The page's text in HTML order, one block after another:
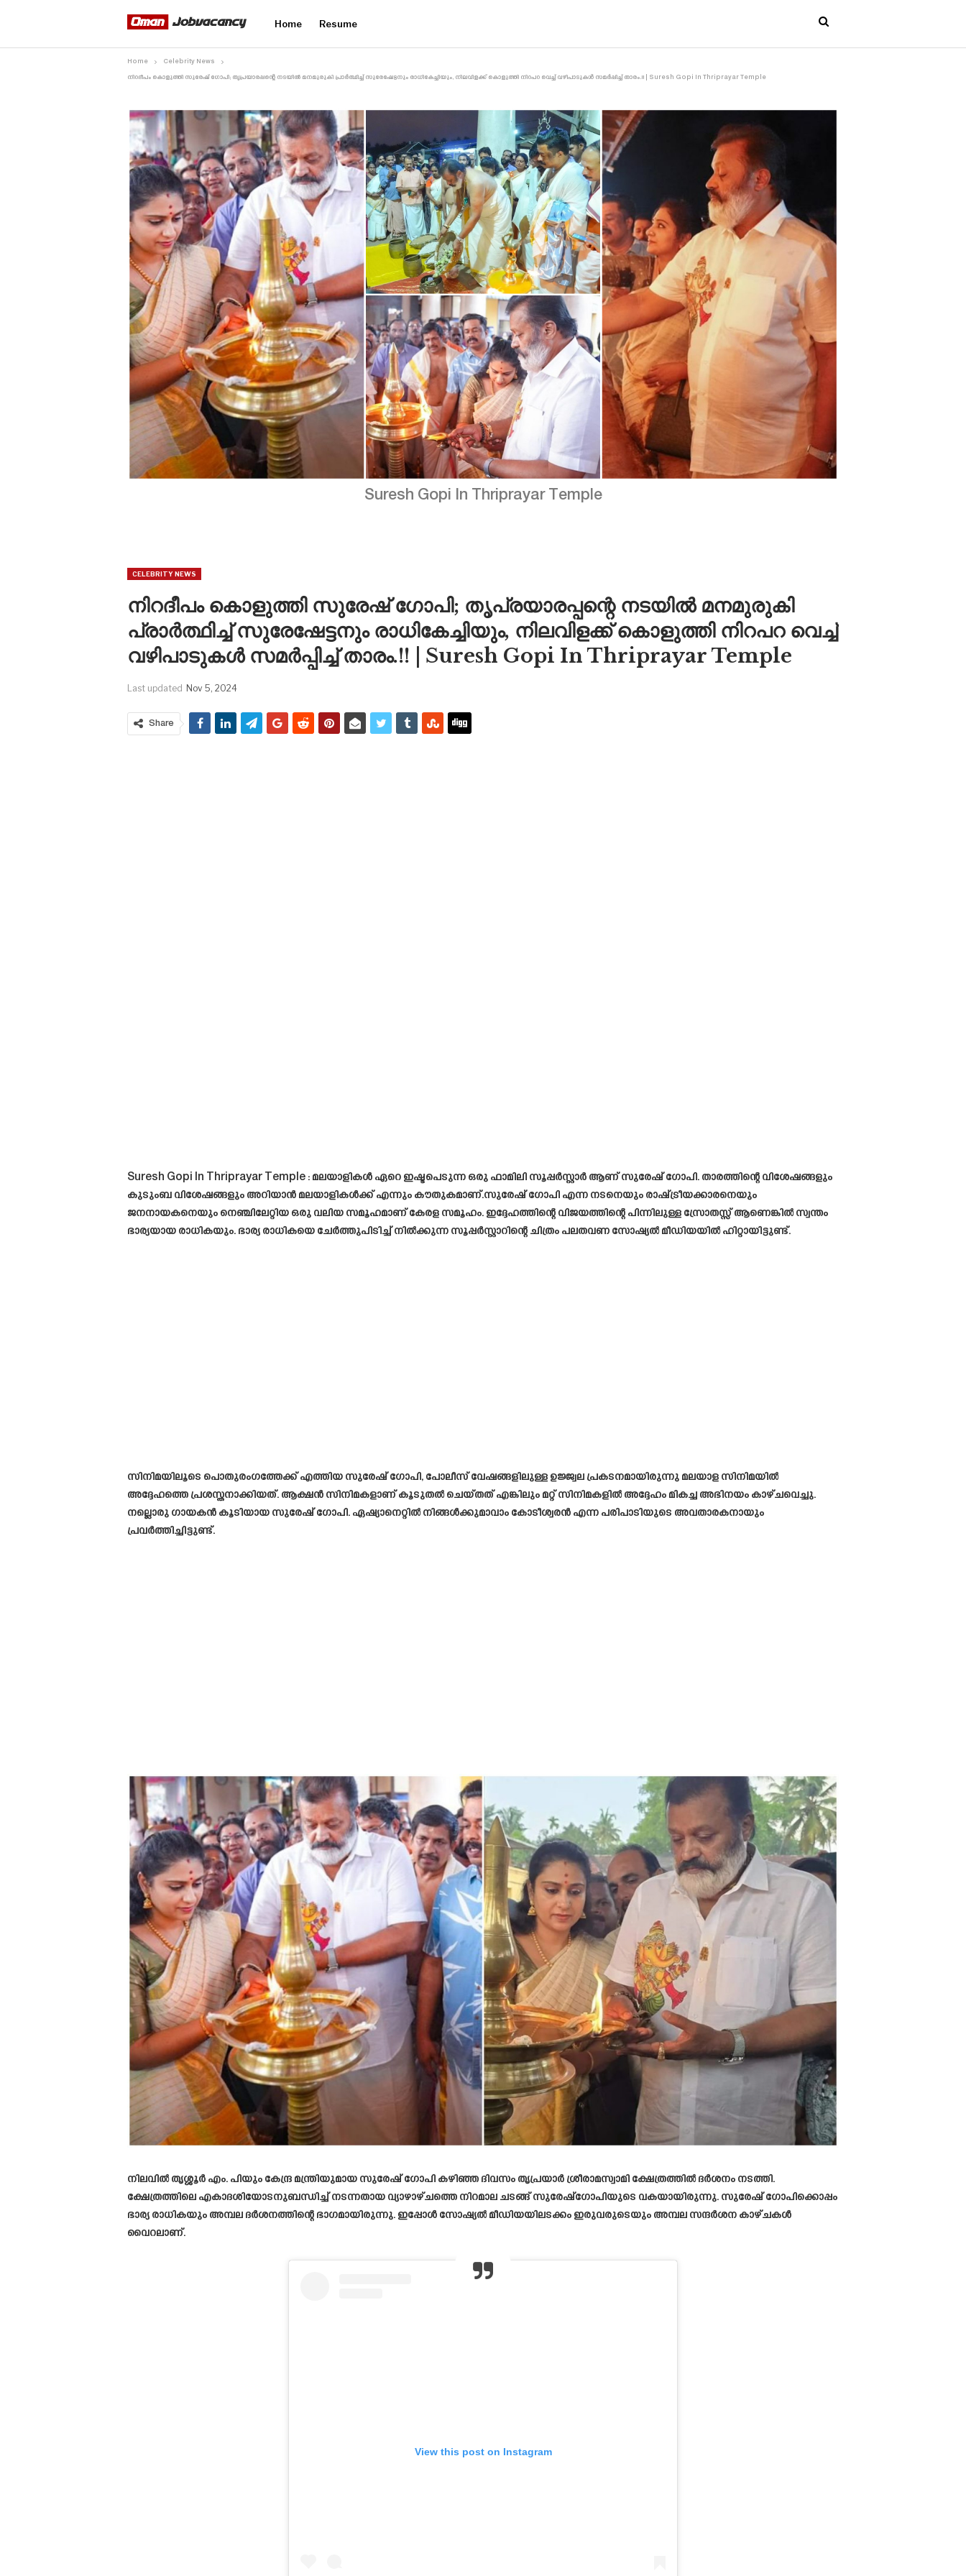
Home Resume
Home Celebrity News
നിറദീപം കൊളുത്തി സുരേഷ് ഗോപി; തൃപ്രയാരപ്പന്റെ നടയിൽ മനമുരുകി പ്രാർത്ഥിച്ച് സുരേഷേട്ടനും രാധികേച്ചിയും, നിലവിളക്ക് കൊളുത്തി നിറപറ വെച്ച് വഴിപാടുകൾ സമർപ്പിച്ച് താരം.!! | Suresh Gopi In Thriprayar Temple
Suresh Gopi In Thriprayar Temple
CELEBRITY NEWS
നിറദീപം കൊളുത്തി സുരേഷ് ഗോപി; തൃപ്രയാരപ്പന്റെ നടയിൽ മനമുരുകി
പ്രാർത്ഥിച്ച് സുരേഷേട്ടനും രാധികേച്ചിയും, നിലവിളക്ക് കൊളുത്തി നിറപറ വെച്ച്
വഴിപാടുകൾ സമർപ്പിച്ച് താരം.!! | Suresh Gopi In Thriprayar Temple
Last updated Nov 5, 2024
Share
Suresh Gopi In Thriprayar Temple : മലയാളികൾ ഏറെ ഇഷ്ടപെടുന്ന ഒരു ഫാമിലി സൂപ്പർസ്റ്റാർ ആണ് സുരേഷ് ഗോപി. താരത്തിന്റെ വിശേഷങ്ങളും
കുടുംബ വിശേഷങ്ങളും അറിയാൻ മലയാളികൾക്ക് എന്നും കൗതുകമാണ്.സുരേഷ് ഗോപി എന്ന നടനെയും രാഷ്‌ട്രീയക്കാരനെയും
ജനനായകനെയും നെഞ്ചിലേറ്റിയ ഒരു വലിയ സമൂഹമാണ് കേരള സമൂഹം. ഇദ്ദേഹത്തിന്റെ വിജയത്തിന്റെ പിന്നിലുള്ള സ്രോതസ്സ് ആണെങ്കിൽ സ്വന്തം
ഭാര്യയായ രാധികയും. ഭാര്യ രാധികയെ ചേർത്തുപിടിച്ച് നിൽക്കുന്ന സൂപ്പർസ്റ്റാറിന്റെ ചിത്രം പലതവണ സോഷ്യൽ മീഡിയയിൽ ഹിറ്റായിട്ടുണ്ട്.
സിനിമയിലൂടെ പൊതുരംഗത്തേക്ക് എത്തിയ സുരേഷ് ഗോപി, പോലീസ് വേഷങ്ങളിലുള്ള ഉജ്ജ്വല പ്രകടനമായിരുന്നു മലയാള സിനിമയിൽ
അദ്ദേഹത്തെ പ്രശസ്തനാക്കിയത്. ആക്ഷൻ സിനിമകളാണ് കൂടുതൽ ചെയ്തത് എങ്കിലും മറ്റ് സിനിമകളിൽ അദ്ദേഹം മികച്ച അഭിനയം കാഴ്ചവെച്ചു.
നല്ലൊരു ഗായകൻ കൂടിയായ സുരേഷ് ഗോപി. ഏഷ്യാനെറ്റിൽ നിങ്ങൾക്കുമാവാം കോടീശ്വരൻ എന്ന പരിപാടിയുടെ അവതാരകനായും
പ്രവർത്തിച്ചിട്ടുണ്ട്.
നിലവിൽ തൃശ്ശൂർ എം. പിയും കേന്ദ്ര മന്ത്രിയുമായ സുരേഷ് ഗോപി കഴിഞ്ഞ ദിവസം തൃപ്രയാർ ശ്രീരാമസ്വാമി ക്ഷേത്രത്തിൽ ദർശനം നടത്തി.
ക്ഷേത്രത്തിലെ എകാദശിയോടനുബന്ധിച്ച് നടന്നതായ വ്യാഴാഴ്ചത്തെ നിറമാല ചടങ്ങ് സുരേഷ്‌ഗോപിയുടെ വകയായിരുന്നു. സുരേഷ് ഗോപിക്കൊപ്പം
ഭാര്യ രാധികയും അമ്പല ദർശനത്തിന്റെ ഭാഗമായിരുന്നു. ഇപ്പോൾ സോഷ്യൽ മീഡിയയിലടക്കം ഇരുവരുടെയും അമ്പല സന്ദർശന കാഴ്ചകൾ
വൈറലാണ്.
View this post on Instagram